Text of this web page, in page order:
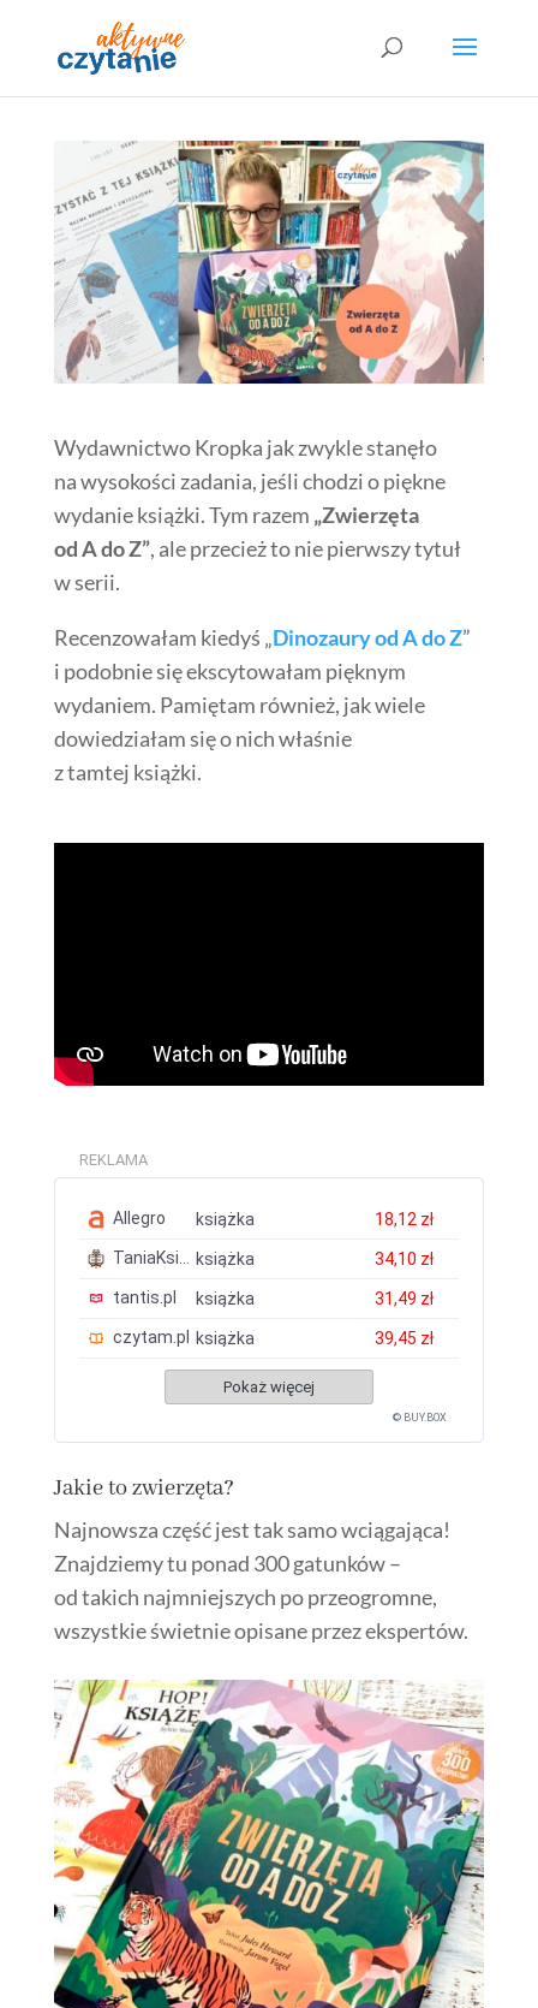
Wydawnictwo Kropka jak zwykle stanęło
na wysokości zadania, jeśli chodzi o piękne
wydanie książki. Tym razem „Zwierzęta
od A do Z”, ale przecież to nie pierwszy tytuł
w serii.
Recenzowałam kiedyś „Dinozaury od A do Z”
i podobnie się ekscytowałam pięknym
wydaniem. Pamiętam również, jak wiele
dowiedziałam się o nich właśnie
z tamtej książki.
REKLAMA
Allegro książka
18,12 zł
TaniaKsiazka.pl
książka
34,10 zł
tantis.pl
książka
31,49 zł
czytam.pl
książka 39,45 zł
Pokaż więcej
© BUY.BOX
Jakie to zwierzęta?
Najnowsza część jest tak samo wciągająca!
Znajdziemy tu ponad 300 gatunków –
od takich najmniejszych po przeogromne,
wszystkie świetnie opisane przez ekspertów.